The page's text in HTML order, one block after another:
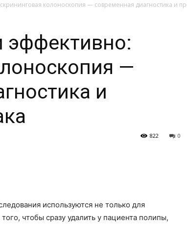
колоноскопия — современная диагностика и
эффективно:
—
и
0
822
используются не только для
чтобы сразу удалить у пациента полипы,